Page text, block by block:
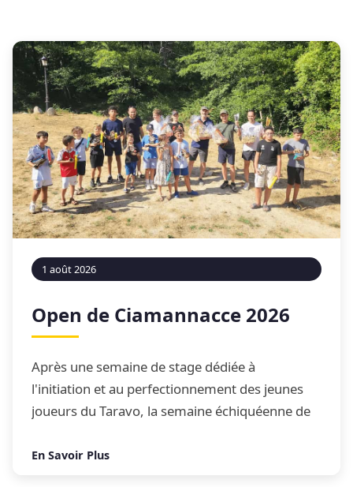
1 août 2026
Open de Ciamannacce 2026
Après une semaine de stage dédiée à
l'initiation et au perfectionnement des jeunes
joueurs du Taravo, la semaine échiquéenne de
Open de blitz
En Savoir Plus